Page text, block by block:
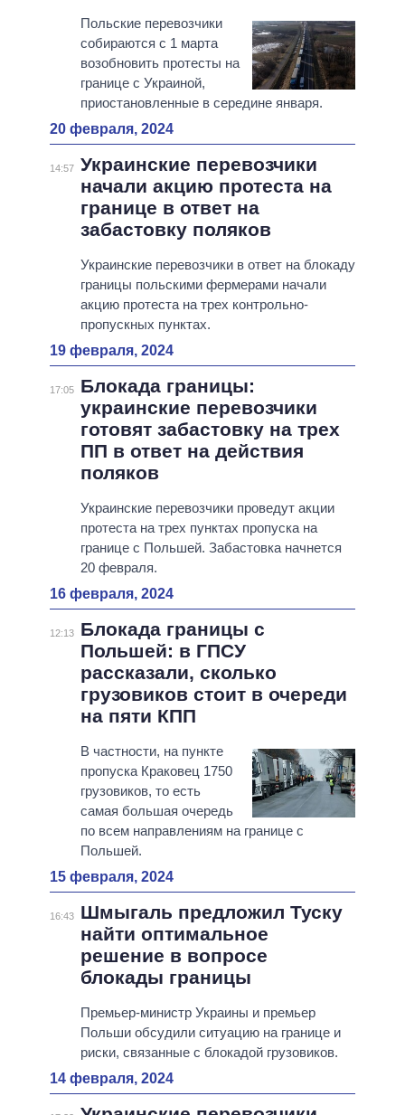
Польские перевозчики
собираются с 1 марта
возобновить протесты на
границе с Украиной,
приостановленные в середине января.
20 февраля, 2024
14:57 Украинские перевозчики
начали акцию протеста на
границе в ответ на
забастовку поляков
Украинские перевозчики в ответ на блокаду
границы польскими фермерами начали
акцию протеста на трех контрольно-
пропускных пунктах.
19 февраля, 2024
17:05
Блокада границы:
украинские перевозчики
готовят забастовку на трех
ПП в ответ на действия
поляков
Украинские перевозчики проведут акции
протеста на трех пунктах пропуска на
границе с Польшей. Забастовка начнется
20 февраля.
16 февраля, 2024
12:13
Блокада границы с
Польшей: в ГПСУ
рассказали, сколько
грузовиков стоит в очереди
на пяти КПП
В частности, на пункте
пропуска Краковец 1750
грузовиков, то есть
самая большая очередь
по всем направлениям на границе с
Польшей.
15 февраля, 2024
16:43
Шмыгаль предложил Туску
найти оптимальное
решение в вопросе
блокады границы
Премьер-министр Украины и премьер
Польши обсудили ситуацию на границе и
риски, связанные с блокадой грузовиков.
14 февраля, 2024